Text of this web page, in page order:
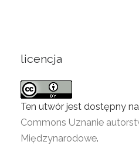
licencja
Ten utwór jest dostępny na
Commons Uznanie
Międzynarodowe.